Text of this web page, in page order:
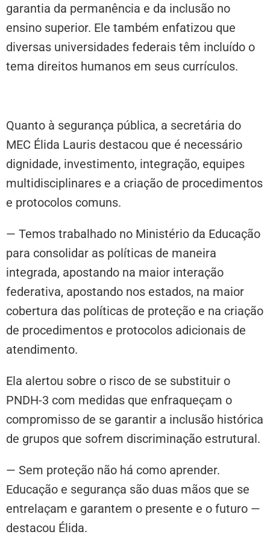
garantia da permanência e da inclusão no
ensino superior. Ele também enfatizou que
diversas universidades federais têm incluído o
tema direitos humanos em seus currículos.
Quanto à segurança pública, a secretária do
MEC Élida Lauris destacou que é necessário
dignidade, investimento, integração, equipes
multidisciplinares e a criação de procedimentos
e protocolos comuns.
— Temos trabalhado no Ministério da Educação
para consolidar as políticas de maneira
integrada, apostando na maior interação
federativa, apostando nos estados, na maior
cobertura das políticas de proteção e na criação
de procedimentos e protocolos adicionais de
atendimento.
Ela alertou sobre o risco de se substituir o
PNDH-3 com medidas que enfraqueçam o
compromisso de se garantir a inclusão histórica
de grupos que sofrem discriminação estrutural.
— Sem proteção não há como aprender.
Educação e segurança são duas mãos que se
entrelaçam e garantem o presente e o futuro —
destacou Élida.